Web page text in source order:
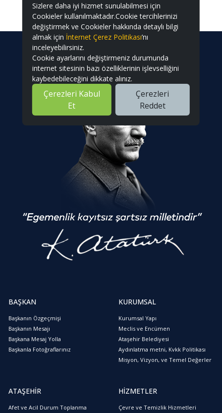
Sizlere daha iyi hizmet sunulabilmesi için
Cookieler kullanılmaktadır.Cookie tercihlerinizi
değiştirmek ve Cookieler hakkında detaylı bilgi
almak için İnternet Çerez Politikası’nı
inceleyebilirsiniz.
Cookie ayarlarını değiştirmeniz durumunda
internet sitesinin bazı özelliklerinin işlevselliğini
kaybedebileceğini dikkate alınız.
Çerezleri Kabul
Et
Çerezleri
Reddet
BAŞKAN
Başkanın Özgeçmişi
Başkanın Mesajı
Başkana Mesaj Yolla
Başkanla Fotoğraflarınız
KURUMSAL
Kurumsal Yapı
Meclis ve Encümen
Ataşehir Belediyesi
Aydınlatma metni, Kvkk Politikası
Misyon, Vizyon, ve Temel Değerler
ATAŞEHİR
Afet ve Acil Durum Toplanma
HİZMETLER
Çevre ve Temizlik Hizmetleri